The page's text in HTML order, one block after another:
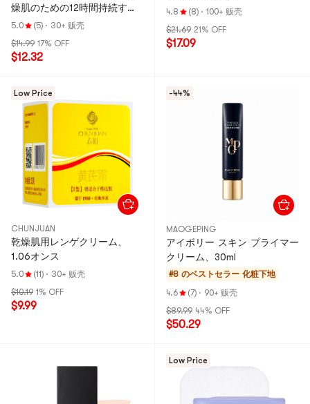
燥肌のための12時間持続する
色移りしないツヤ肌仕上げ
5.0 (5) · 30+ 贩壳
$14.99 17% OFF
$12.32
4.8 (8) · 100+ 贩壳
$21.69 21% OFF
$17.09
Low Price
CHUNJUAN
乾燥肌用レンゲクリーム、
1.06オンス
5.0 (11) · 30+ 贩壳
$10.19 1% OFF
$9.99
-44%
MAOGEPING
アイボリー スキン プライマー
クリーム、30ml
#8 のベストセラー 化粧下地
4.6
(7) · 90+ 贩壳
$89.99 44% OFF
$50.29
Low Price